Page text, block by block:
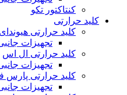
کنتاکتور تکو
کلید حرارتی
کلید حرارتی هیوندای
تجهیزات
کلید حرارتی ال اس
تجهیزات
کلید حرارتی پارس
تجهیزات